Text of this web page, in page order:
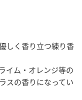
しく香り立つ練り香
イム・オレンジ等の
スの香りになってい